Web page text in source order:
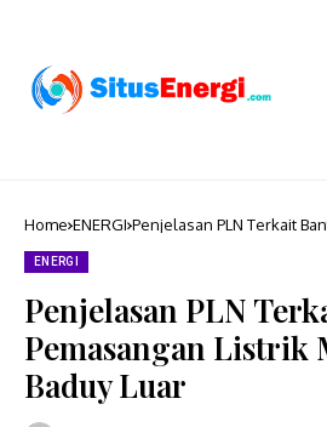
Home ENERGI Penjelasan PLN Terkait
ENERGI
Penjelasan PLN
Pemasangan Listrik
Baduy Luar